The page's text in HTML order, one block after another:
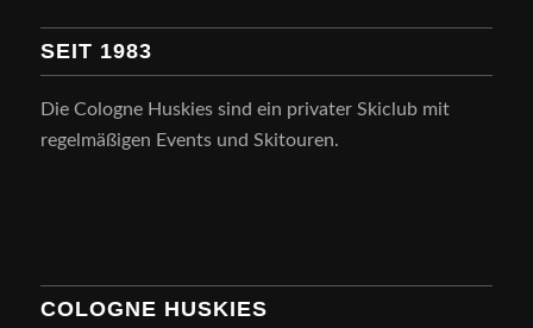
SEIT 1983
Die Cologne Huskies sind ein privater Skiclub mit
regelmäßigen Events und Skitouren.
COLOGNE HUSKIES